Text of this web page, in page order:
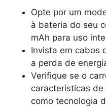
Opte por um
à bateria do seu
mAh para uso
Invista em cabos
a perda de
Verifique se o
características
como tecnologia